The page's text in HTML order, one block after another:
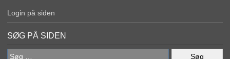
Login på siden
SØG PÅ SIDEN
Søg